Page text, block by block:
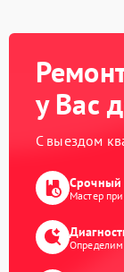
у Вас
С выездом
Срочный
Мастер
Определим